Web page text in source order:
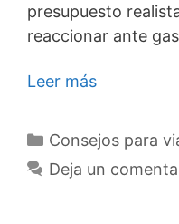
presupuesto
reaccionar ante
Leer más
Categorías
Consejos para
Deja un